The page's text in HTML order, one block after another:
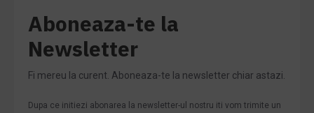
Aboneaza-te la
Newsletter
Fi mereu la curent. Aboneaza-te la newsletter chiar astazi.
Dupa ce initiezi abonarea la newsletter-ul nostru iti vom trimite un